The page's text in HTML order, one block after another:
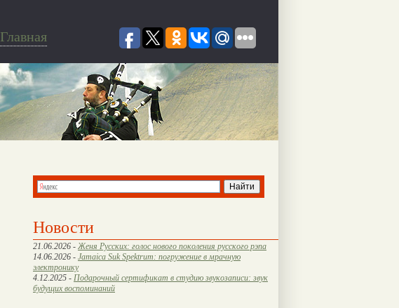
Главная
Новости
21.06.2026 - Женя Русских: голос нового поколения русского рэпа
14.06.2026 - Jamaica Suk Spektrum: погружение в мрачную
электронику
4.12.2025 - Подарочный сертификат в студию звукозаписи: звук
будущих воспоминаний